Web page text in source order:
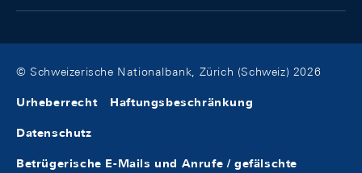
© Schweizerische Nationalbank, Zürich (Schweiz) 2026
Urheberrecht Haftungsbeschränkung
Datenschutz
Betrügerische E-Mails und Anrufe / gefälschte